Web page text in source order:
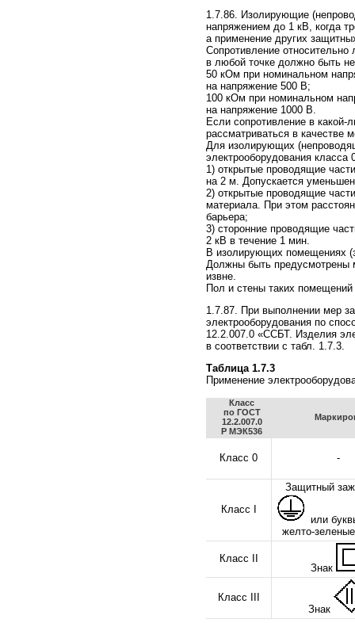
1.7.86. Изолирующие
напряжением до 1 кВ, когда
а применение других
Сопротивление
в любой точке должно быть
50 кОм при номинальном
на напряжение 500 В;
100 кОм при номинальном
на напряжение 1000 В.
Если сопротивление в
рассматриваться в качестве
Для изолирующих
электрооборудования
1) открытые проводящие
на 2 м. Допускается
2) открытые проводящие
материала. При этом
барьера;
3) сторонние проводящие
2 кВ в течение 1 мин.
В изолирующих помещениях
Должны быть предусмотрены
извне.
Пол и стены таких
1.7.87. При выполнении мер
электрооборудования по
12.2.007.0 «ССБТ. Изделия
в соответствии с табл. 1.7.3.
Таблица 1.7.3
Применение
Класс
по ГОСТ
12.2.007.0
Р МЭК536
Класс 0 -
Класс I
Защитный
или
желто-
Класс II
Знак
Класс III
Знак